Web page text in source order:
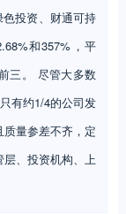
投资、财通可持
和357%，平
三。 尽管大多数
有约1/4的公司发
量参差不齐，定
、投资机构、上